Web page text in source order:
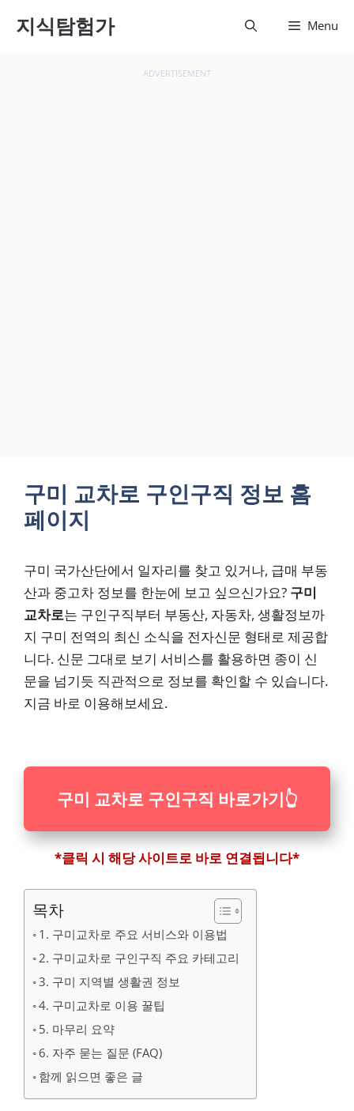
로 건지식탐험가 Menu
ADVERTISEMENT
구미 교차로 구인구직 정보 홈
페이지
구미 국가산단에서 일자리를 찾고 있거나, 급매 부동
산과 중고차 정보를 한눈에 보고 싶으신가요? 구미
교차로는 구인구직부터 부동산, 자동차, 생활정보까
지 구미 전역의 최신 소식을 전자신문 형태로 제공합
니다. 신문 그대로 보기 서비스를 활용하면 종이 신
문을 넘기듯 직관적으로 정보를 확인할 수 있습니다.
지금 바로 이용해보세요.
구미 교차로 구인구직 바로가기👆
*클릭 시 해당 사이트로 바로 연결됩니다*
목차
1. 구미교차로 주요 서비스와 이용법
2. 구미교차로 구인구직 주요 카테고리
3. 구미 지역별 생활권 정보
4. 구미교차로 이용 꿀팁
5. 마무리 요약
6. 자주 묻는 질문 (FAQ)
함께 읽으면 좋은 글